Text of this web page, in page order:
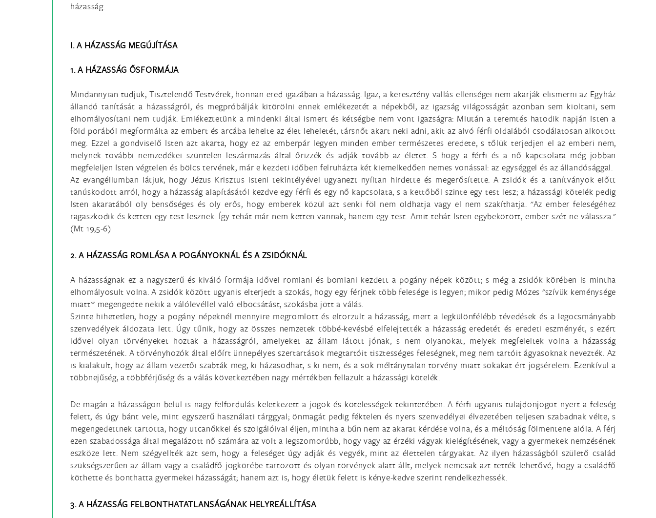
házasság.
I. A HÁZASSÁG MEGÚJÍTÁSA
1. A HÁZASSÁG ŐSFORMÁJA
Mindannyian tudjuk, Tisztelendő Testvérek, honnan ered igazában a házasság. Igaz, a keresztény vallás ellenségei nem akarják elismerni az Egyház
állandó tanítását a házasságról, és megpróbálják kitörölni ennek emlékezetét a népekből, az igazság világosságát azonban sem kioltani, sem
elhomályosítani nem tudják. Emlékeztetünk a mindenki által ismert és kétségbe nem vont igazságra: Miután a teremtés hatodik napján Isten a
föld porából megformálta az embert és arcába lehelte az élet leheletét, társnőt akart neki adni, akit az alvó férfi oldalából csodálatosan alkotott
meg. Ezzel a gondviselő Isten azt akarta, hogy ez az emberpár legyen minden ember természetes eredete, s tőlük terjedjen el az emberi nem,
melynek további nemzedékei szüntelen leszármazás által őrizzék és adják tovább az életet. S hogy a férfi és a nő kapcsolata még jobban
megfeleljen Isten végtelen és bölcs tervének, már e kezdeti időben felruházta két kiemelkedően nemes vonással: az egységgel és az állandósággal.
Az evangéliumban látjuk, hogy Jézus Krisztus isteni tekintélyével ugyanezt nyíltan hirdette és megerősítette. A zsidók és a tanítványok előtt
tanúskodott arról, hogy a házasság alapításától kezdve egy férfi és egy nő kapcsolata, s a kettőből szinte egy test lesz; a házassági kötelék pedig
Isten akaratából oly bensőséges és oly erős, hogy emberek közül azt senki föl nem oldhatja vagy el nem szakíthatja. "Az ember feleségéhez
ragaszkodik és ketten egy test lesznek. Így tehát már nem ketten vannak, hanem egy test. Amit tehát Isten egybekötött, ember szét ne válassza."
(Mt 19,5-6)
2. A HÁZASSÁG ROMLÁSA A POGÁNYOKNÁL ÉS A ZSIDÓKNÁL
A házasságnak ez a nagyszerű és kiváló formája idővel romlani és bomlani kezdett a pogány népek között; s még a zsidók körében is mintha
elhomályosult volna. A zsidók között ugyanis elterjedt a szokás, hogy egy férjnek több felesége is legyen; mikor pedig Mózes "szívük keménysége
miatt"' megengedte nekik a válólevéllel való elbocsátást, szokásba jött a válás.
Szinte hihetetlen, hogy a pogány népeknél mennyire megromlott és eltorzult a házasság, mert a legkülönfélébb tévedések és a legocsmányabb
szenvedélyek áldozata lett. Úgy tűnik, hogy az összes nemzetek többé-kevésbé elfelejtették a házasság eredetét és eredeti eszményét, s ezért
idővel olyan törvényeket hoztak a házasságról, amelyeket az állam látott jónak, s nem olyanokat, melyek megfeleltek volna a házasság
természetének. A törvényhozók által előírt ünnepélyes szertartások megtartóit tisztességes feleségnek, meg nem tartóit ágyasoknak nevezték. Az
is kialakult, hogy az állam vezetői szabták meg, ki házasodhat, s ki nem, és a sok méltánytalan törvény miatt sokakat ért jogsérelem. Ezenkívül a
többnejűség, a többférjűség és a válás következtében nagy mértékben fellazult a házassági kötelék.
De magán a házasságon belül is nagy felfordulás keletkezett a jogok és kötelességek tekintetében. A férfi ugyanis tulajdonjogot nyert a feleség
felett, és úgy bánt vele, mint egyszerű használati tárggyal; önmagát pedig féktelen és nyers szenvedélyei élvezetében teljesen szabadnak vélte, s
megengedettnek tartotta, hogy utcanőkkel és szolgálóival éljen, mintha a bűn nem az akarat kérdése volna, és a méltóság fölmentene alóla. A férj
ezen szabadossága által megalázott nő számára az volt a legszomorúbb, hogy vagy az érzéki vágyak kielégítésének, vagy a gyermekek nemzésének
eszköze lett. Nem szégyellték azt sem, hogy a feleséget úgy adják és vegyék, mint az élettelen tárgyakat. Az ilyen házasságból születő család
szükségszerűen az állam vagy a családfő jogkörébe tartozott és olyan törvények alatt állt, melyek nemcsak azt tették lehetővé, hogy a családfő
köthette és bonthatta gyermekei házasságát; hanem azt is, hogy életük felett is kénye-kedve szerint rendelkezhessék.
3. A HÁZASSÁG FELBONTHATATLANSÁGÁNAK HELYREÁLLÍTÁSA